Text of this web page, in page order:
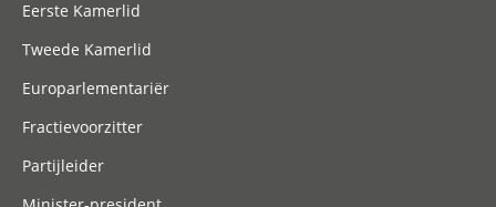
Eerste Kamerlid
Tweede Kamerlid
Europarlementariër
Fractievoorzitter
Partijleider